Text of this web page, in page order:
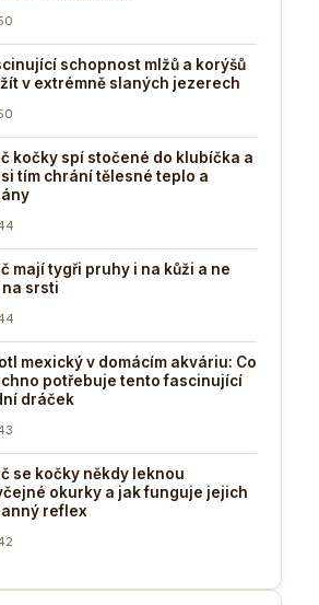
schopnost mlžů a korýšů
v extrémně slaných jezerech
kočky spí stočené do klubíčka a
tím chrání tělesné teplo a
mají tygři pruhy i na kůži a ne
na srsti
mexický v domácím akváriu: Co
potřebuje tento fascinující
dráček
se kočky někdy leknou
okurky a jak funguje jejich
reflex